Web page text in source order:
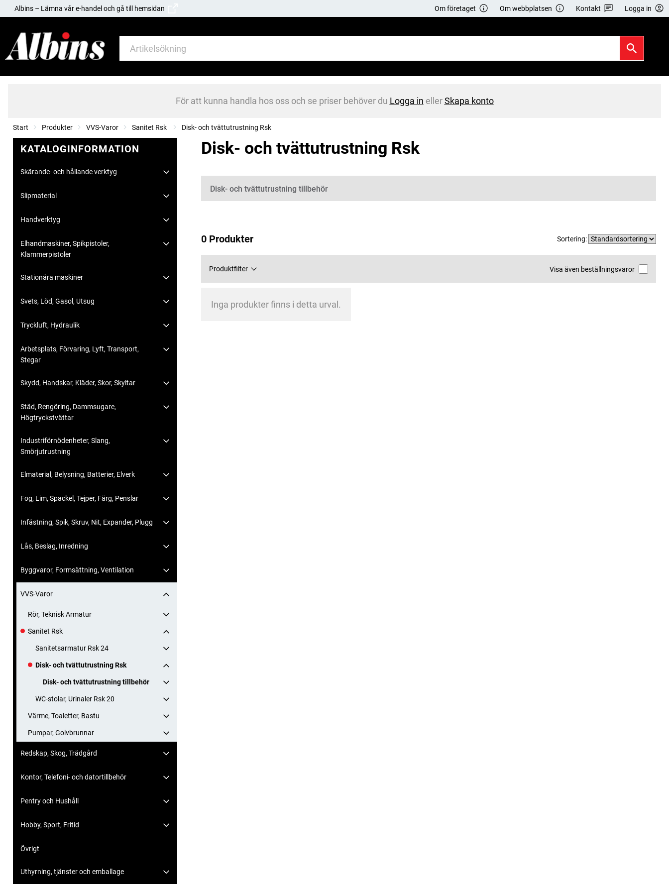
Albins – Lämna vår e-handel och gå till hemsidan Om företaget Om webbplatsen Kontakt Logga in
För att kunna handla hos oss och se priser behöver du Logga in ellerSkapa konto
Start Produkter VVS-Varor Sanitet Rsk Disk- och tvättutrustning Rsk
KATALOGINFORMATION
Skärande- och hållande verktyg
Slipmaterial
Handverktyg
Elhandmaskiner, Spikpistoler,
Klammerpistoler
Stationära maskiner
Svets, Löd, Gasol, Utsug
Tryckluft, Hydraulik
Arbetsplats, Förvaring, Lyft, Transport,
Stegar
Skydd, Handskar, Kläder, Skor, Skyltar
Städ, Rengöring, Dammsugare,
Högtryckstvättar
Industriförnödenheter, Slang,
Smörjutrustning
Elmaterial, Belysning, Batterier, Elverk
Fog, Lim, Spackel, Tejper, Färg, Penslar
Infästning, Spik, Skruv, Nit, Expander, Plugg
Lås, Beslag, Inredning
Byggvaror, Formsättning, Ventilation
VVS-Varor
Rör, Teknisk Armatur
Sanitet Rsk
Sanitetsarmatur Rsk 24
Disk- och tvättutrustning Rsk
Disk- och tvättutrustning tillbehör
WC-stolar, Urinaler Rsk 20
Värme, Toaletter, Bastu
Pumpar, Golvbrunnar
Redskap, Skog, Trädgård
Kontor, Telefoni- och datortillbehör
Pentry och Hushåll
Hobby, Sport, Fritid
Övrigt
Uthyrning, tjänster och emballage
Disk- och tvättutrustning Rsk
Kategorier
Disk- och tvättutrustning tillbehör
0 Produkter Sortering:
Produktfilter Visa även beställningsvaror
Inga produkter finns i detta urval.